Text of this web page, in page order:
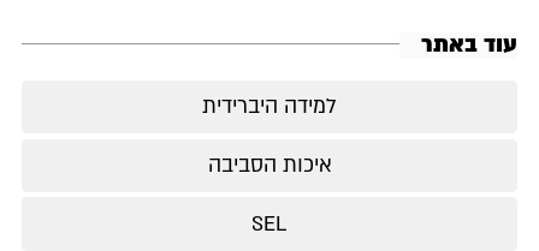
עוד באתר
למידה היברידית
איכות הסביבה
SEL